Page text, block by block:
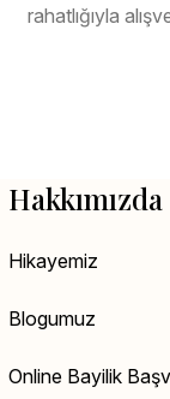
rahatlığıyla
Hakkımızda
Hikayemiz
Blogumuz
Online Bayilik